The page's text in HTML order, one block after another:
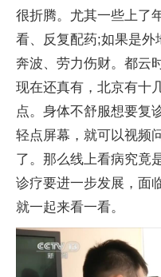
很折腾。尤其一些上了
看、反复配药;如果是外
奔波、劳力伤财。都云
现在还真有，北京有十
点。身体不舒服想要复
轻点屏幕，就可以视频
了。那么线上看病究竟
诊疗要进一步发展，面
就一起来看一看。